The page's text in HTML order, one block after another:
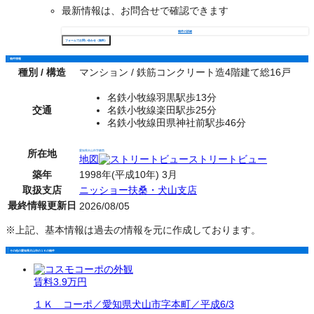
最新情報は、お問合せで確認できます
物件の詳細
フォームでお問い合わせ（無料）
物件情報
種別 / 構造 マンション / 鉄筋コンクリート造4階建て総16戸
交通
名鉄小牧線羽黒駅歩13分
名鉄小牧線楽田駅歩25分
名鉄小牧線田県神社前駅歩46分
所在地 愛知県犬山市字郷西
地図
ストリートビュー
築年
1998年(平成10年) 3月
取扱支店
ニッショー扶桑・犬山支店
最終情報更新日 2026/08/05
※上記、基本情報は過去の情報を元に作成しております。
その他の愛知県犬山市の１Ｋの物件
賃料3.9万円
１Ｋ コーポ／愛知県犬山市字本町／平成6/3